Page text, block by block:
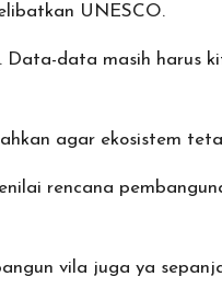
UNESCO.
data masih harus
agar ekosistem
rencana
vila juga ya